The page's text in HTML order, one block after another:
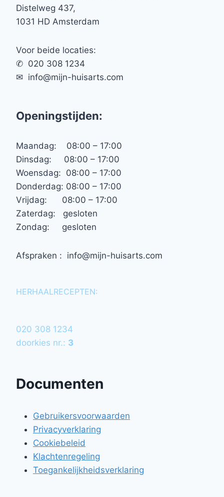
Distelweg 437,
1031 HD Amsterdam
Voor beide locaties:
✆ 020 308 1234
✉︎ info@mijn-huisarts.com
Openingstijden:
Maandag: 08:00 – 17:00
Dinsdag: 08:00 – 17:00
Woensdag: 08:00 – 17:00
Donderdag: 08:00 – 17:00
Vrijdag: 08:00 – 17:00
Zaterdag: gesloten
Zondag: gesloten
Afspraken : info@mijn-huisarts.com
HERHAALRECEPTEN:
020 308 1234
doorkies nr.: 3
Documenten
Gebruikersvoorwaarden
Privacyverklaring
Cookiebeleid
Klachtenregeling
Toegankelijkheidsverklaring